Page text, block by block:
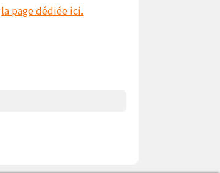
la page dédiée ici.